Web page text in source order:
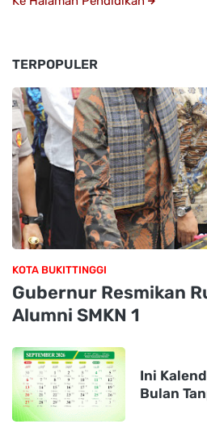
TERPOPULER
KOTA BUKITTINGGI
Gubernur Resmikan
Alumni SMKN 1
Ini
Bulan